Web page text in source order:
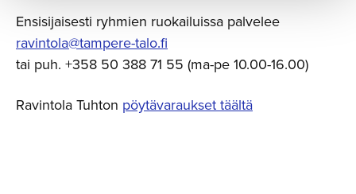
Ensisijaisesti ryhmien ruokailuissa palvelee
ravintola@tampere-talo.fi
tai puh. +358 50 388 71 55 (ma-pe 10.00-16.00)
Ravintola Tuhton pöytävaraukset täältä